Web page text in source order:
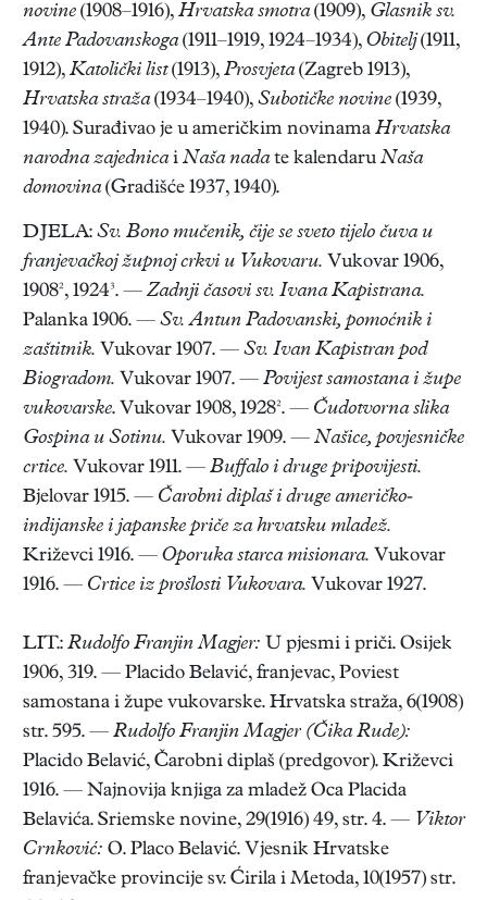
novine (1908–1916), Hrvatska smotra(1909), Glasnik sv.
Ante Padovanskoga(1911–1919, 1924–1934), Obitelj(1911,
1912), Katolički list(1913), Prosvjeta(Zagreb 1913),
Hrvatska straža(1934–1940), Subotičke novine (1939,
1940). Surađivao je u američkim novinama Hrvatska
narodna zajednicai Naša nadate kalendaru Naša
domovina(Gradišće 1937, 1940).
DJELA: Sv. Bono mučenik, čije se sveto tijelo čuva u
franjevačkoj župnoj crkvi u Vukovaru. Vukovar 1906,
1908², 1924³. — Zadnji časovi sv. Ivana Kapistrana.
Palanka 1906. — Sv. Antun Padovanski, pomoćnik i
zaštitnik. Vukovar 1907. — Sv. Ivan Kapistran pod
Biogradom. Vukovar 1907. — Povijest samostana i župe
vukovarske. Vukovar 1908, 1928². — Čudotvorna slika
Gospina u Sotinu. Vukovar 1909. — Našice, povjesničke
crtice. Vukovar 1911. — Buffalo i druge pripovijesti.
Bjelovar 1915. — Čarobni diplaš i druge američko-
indijanske i japanske priče za hrvatsku mladež.
Križevci 1916. — Oporuka starca misionara. Vukovar
1916. — Crtice iz prošlosti Vukovara. Vukovar 1927.
LIT.: Rudolfo Franjin Magjer: U pjesmi i priči. Osijek
1906, 319. — Placido Belavić, franjevac, Poviest
samostana i župe vukovarske. Hrvatska straža, 6(1908)
str. 595. — Rudolfo Franjin Magjer (Čika Rude):
Placido Belavić, Čarobni diplaš (predgovor). Križevci
1916. — Najnovija knjiga za mladež Oca Placida
Belavića. Sriemske novine, 29(1916) 49, str. 4. — Viktor
Crnković: O. Placo Belavić. Vjesnik Hrvatske
franjevačke provincije sv. Ćirila i Metoda, 10(1957) str.